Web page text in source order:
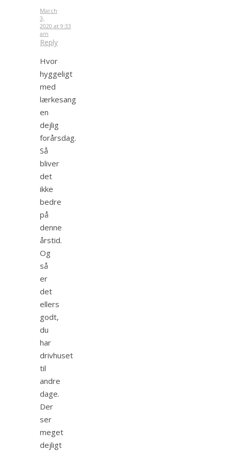
March
3,
2020 at 9:33
am
Reply
Hvor
hyggeligt
med
lærkesang
en
dejlig
forårsdag.
Så
bliver
det
ikke
bedre
på
denne
årstid.
Og
så
er
det
ellers
godt,
du
har
drivhuset
til
andre
dage.
Der
ser
meget
dejligt